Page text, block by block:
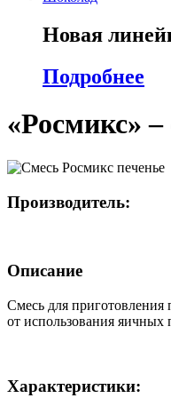
Новая
Подробнее
«Росмикс» –
Производитель:
Описание
Смесь для приготовления
от использования яичных
Характеристики: